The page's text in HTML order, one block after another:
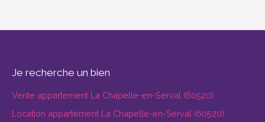
Je recherche un bien
Vente appartement La Chapelle-en-Serval (60520)
Location appartement La Chapelle-en-Serval (60520)